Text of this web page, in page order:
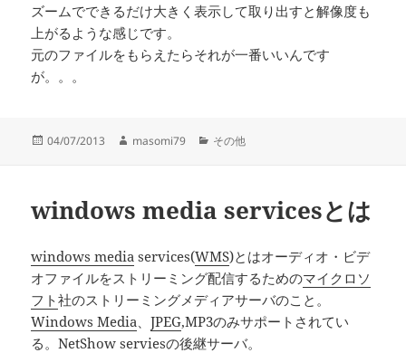
ズームでできるだけ大きく表示して取り出すと解像度も
上がるような感じです。
元のファイルをもらえたらそれが一番いいんです
が。。。
投
04/07/2013
作
masomi79
カ
ー
その他
windows media servicesとは
windows media services(WMS)とはオーディオ・ビデ
オファイルをストリーミング配信するためのマイクロソ
フト社のストリーミングメディアサーバのこと。
Windows Media 、JPEG,MP3のみサポートされてい
る。NetShow serviesの後継サーバ。